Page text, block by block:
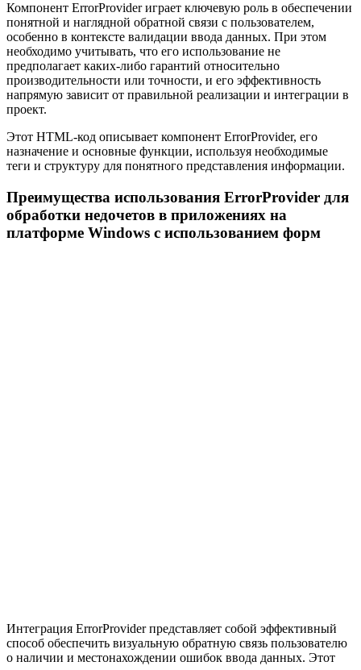
Компонент ErrorProvider играет ключевую роль в обеспечении
понятной и наглядной обратной связи с пользователем,
особенно в контексте валидации ввода данных. При этом
необходимо учитывать, что его использование не
предполагает каких-либо гарантий относительно
производительности или точности, и его эффективность
напрямую зависит от правильной реализации и интеграции в
проект.
Этот HTML-код описывает компонент ErrorProvider, его
назначение и основные функции, используя необходимые
теги и структуру для понятного представления информации.
Преимущества использования ErrorProvider для
обработки недочетов в приложениях на
платформе Windows с использованием форм
Интеграция ErrorProvider представляет собой эффективный
способ обеспечить визуальную обратную связь пользователю
о наличии и местонахождении ошибок ввода данных. Этот